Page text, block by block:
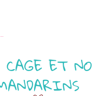
…
ET